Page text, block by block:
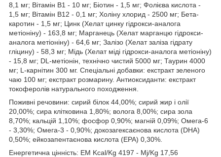
8,1 мг; Вітамін В1 - 10 мг; Біотин - 1,5 мг; Фолієва кислота -
1,5 мг; Вітамін В12 - 0,1 мг; Холіну хлорид - 2500 мг; Бета-
каротин - 1,5 мг; Цинк (Хелат цинку гідрокси-аналога
метіоніну) - 163,8 мг; Марганець (Хелат марганцю гідрокси-
аналога метіоніну) - 64,6 мг; Залізо (Хелат заліза гідрату
гліцину) - 58,3 мг; Мідь (Хелат міді гідрокси-аналога метіоніну)
- 15,8 мг; DL-метіонін, технічно чистий 5000 мг; Таурин 4000
мг; L-карнітин 300 мг. Спеціальні добавки: екстракт зеленого
чаю 100 мг; екстракт розмарину. Антиоксиданти: екстракт
токоферолів натурального походження.
Поживні речовини: сирий білок 44,00%; сирий жир і олії
20,00%; сира клітковина 1,80%; волога 8,00%; сира зола
8,70%; кальцій 1,10%; фосфор 0,90%; магній 0,09%; Омега-6
- 3,30%; Омега-3 - 0,90%; докозагексаєнова кислота (DHA)
0,50%; ейкозапентаєнова кислота (EPA) 0,30%.
Енергетична цінність: EM Kcal/Kg 4197 - Mj/Kg 17,56